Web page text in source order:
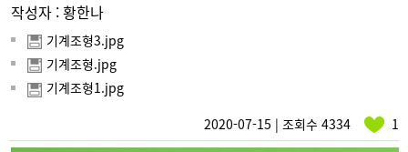
작성자 : 황한나
기계조형3.jpg
기계조형.jpg
기계조형1.jpg
2020-07-15 | 조회수 4334
1